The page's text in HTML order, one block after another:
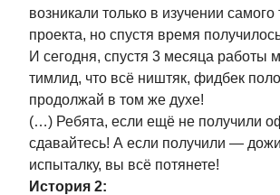
возникали только в изучении самого
проекта, но спустя время
И сегодня, спустя 3 месяца работы
тимлид, что всё ништяк, фидбек
продолжай в том же духе!
(…) Ребята, если ещё не получили
сдавайтесь! А если получили —
испыталку, вы всё потянете!
История 2:
Настя Софи Катя